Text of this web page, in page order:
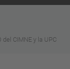
CIMNE y la UPC